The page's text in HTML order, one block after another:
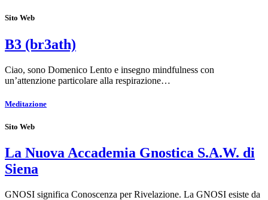
Sito Web
B3 (br3ath)
Ciao, sono Domenico Lento e insegno mindfulness con
un’attenzione particolare alla respirazione…
Meditazione
Sito Web
La Nuova Accademia Gnostica S.A.W. di
Siena
GNOSI significa Conoscenza per Rivelazione. La GNOSI esiste da